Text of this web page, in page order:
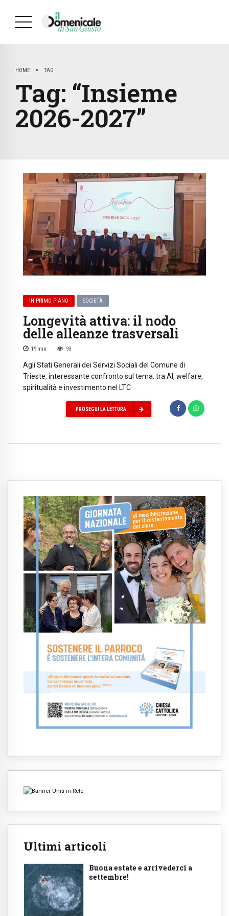
HOME TAG
Tag: “Insieme
2026-2027”
IN PRIMO PIANO SOCIETÀ
Longevità attiva: il nodo
delle alleanze trasversali
19 min 93
Agli Stati Generali dei Servizi Sociali del Comune di
Trieste, interessante confronto sul tema: tra AI, welfare,
spiritualità e investimento nel LTC
PROSEGUI LA LETTURA
Ultimi articoli
Buona estate e arrivederci a
settembre!